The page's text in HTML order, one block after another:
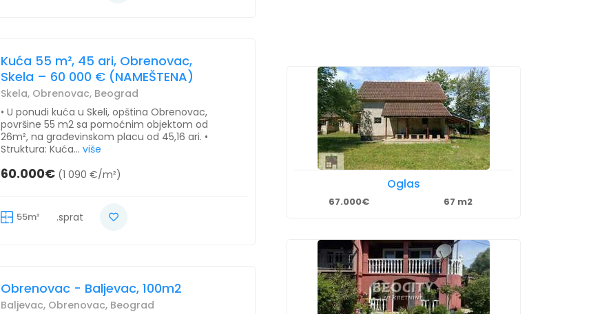
Kuća 55 m², 45 ari, Obrenovac,
Skela – 60 000 € (NAMEŠTENA)
Skela, Obrenovac, Beograd
• U ponudi kuća u Skeli, opština Obrenovac,
površine 55 m2 sa pomoćnim objektom od
26m², na građevinskom placu od 45,16 ari. •
Struktura: Kuća... više
60.000€ (1 090 €/m²)
55m² .sprat
Obrenovac - Baljevac, 100m2
Baljevac, Obrenovac, Beograd
Oglas
67.000€ 67 m2